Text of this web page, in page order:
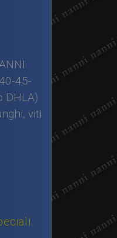
45-
DHLA)
viti